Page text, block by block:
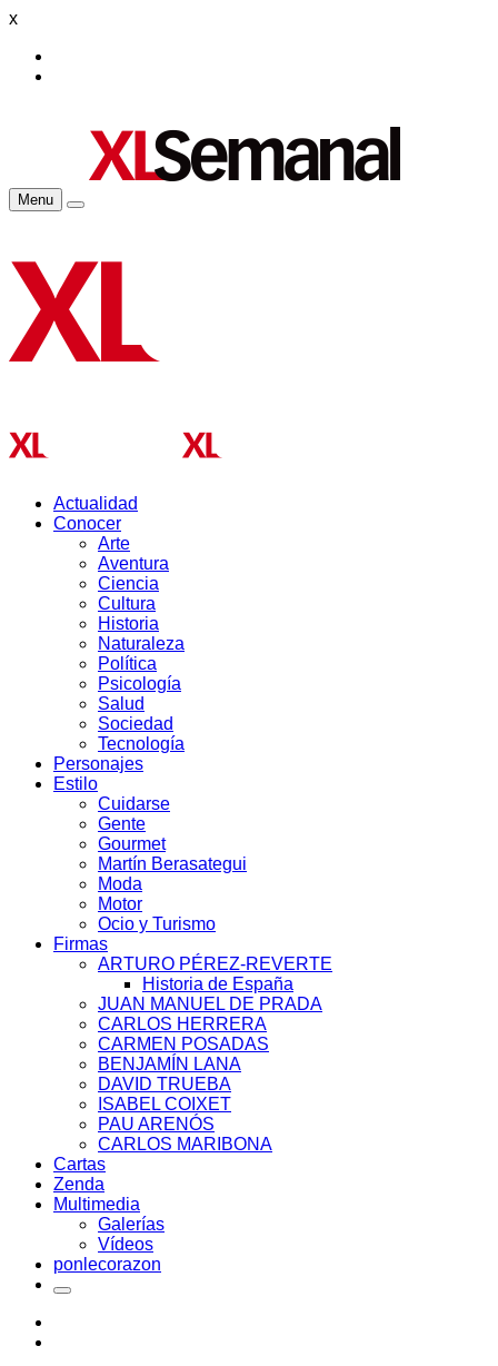
x
Menu
Actualidad
Conocer
Arte
Aventura
Ciencia
Cultura
Historia
Naturaleza
Política
Psicología
Salud
Sociedad
Tecnología
Personajes
Estilo
Cuidarse
Gente
Gourmet
Martín Berasategui
Moda
Motor
Ocio y Turismo
Firmas
ARTURO PÉREZ-REVERTE
Historia de España
JUAN MANUEL DE PRADA
CARLOS HERRERA
CARMEN POSADAS
BENJAMÍN LANA
DAVID TRUEBA
ISABEL COIXET
PAU ARENÓS
CARLOS MARIBONA
Cartas
Zenda
Multimedia
Galerías
Vídeos
ponlecorazon